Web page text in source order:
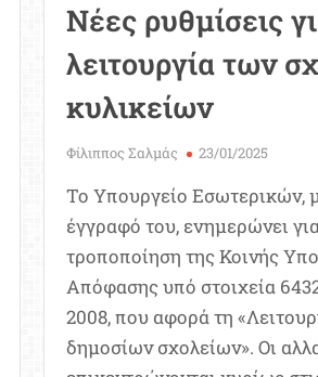
Νέες ρυθμίσεις
λειτουργία των
κυλικείων
Φίλιππος Σαλμάς 23/01/2025
Το Υπουργείο Εσωτερικών,
έγγραφό του, ενημερώνει
τροποποίηση της Κοινής
Απόφασης υπό στοιχεία
2008, που αφορά τη
δημοσίων σχολείων». Οι